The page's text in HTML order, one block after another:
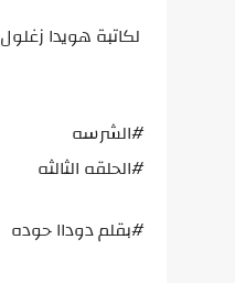
لكاتبة هويدا زغلول
#الشرسه
#الحلقه الثالثه
#بقلم دوداا حوده